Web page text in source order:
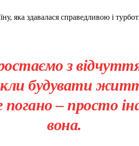
яка здавалася справедливою і
з
будувати
погано – просто
вона.